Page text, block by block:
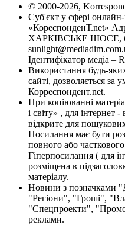
© 2000-2026,
Суб'єкт у сфері
«КореспонденТ.net»
ХАРКІВСЬКЕ ШОСЕ,
Ідентифікатор медіа –
Використання будь-
сайті, дозволяється за
Корреспондент.net.
При копіюванні
і світу» , для інтернет
відкрите для
Посилання має бути
повного або
Гіперпосилання ( для
розміщена в
матеріалу.
Новини з позначками
"Регіони", "Гроші",
"Спецпроекти",
реклами.